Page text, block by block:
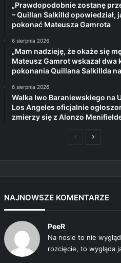
„Prawdopodobnie zostanę
– Quillan Salkilld opowiedział,
pokonać Mateusza Gamrota
6 sierpnia 2026
„Mam nadzieję, że okaże się
Mateusz Gamrot wskazał dwa
pokonania Quillana Salkillda na
6 sierpnia 2026
Walka Iwo Baraniewskiego na
Los Angeles oficjalnie
zmierzy się z Alonzo
PoprzedniaNastępna
NAJNOWSZE KOMENTARZE
PeeR
Na nosie to nie
rozcięcie, to wygląda